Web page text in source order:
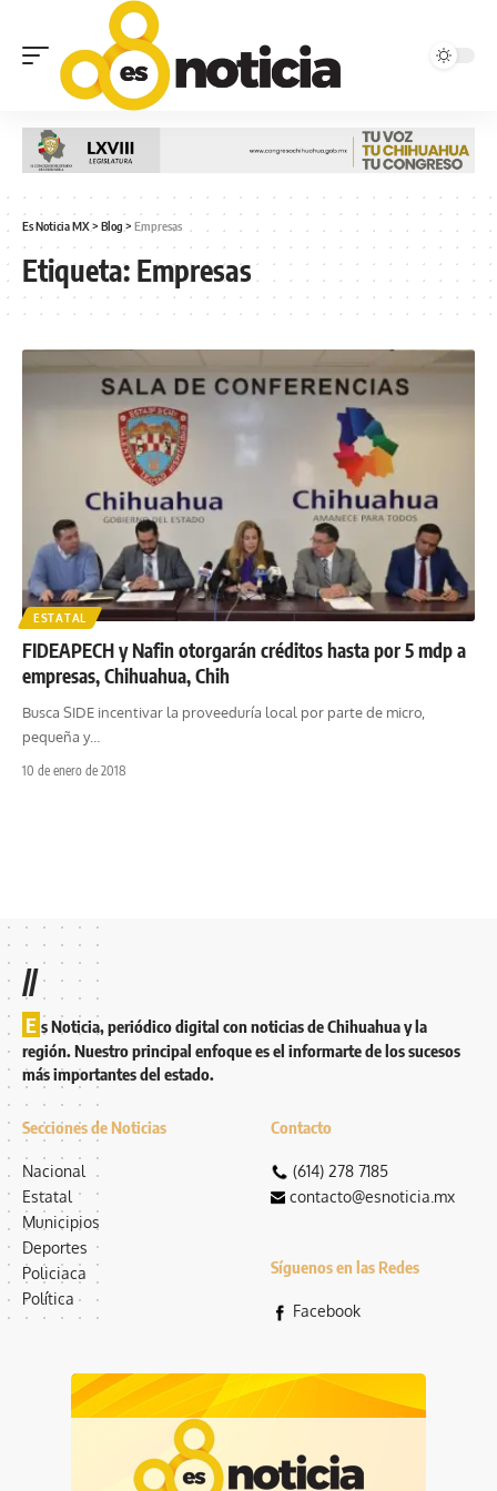
Es Noticia MX> Blog > Empresas
Etiqueta: Empresas
ESTATAL
FIDEAPECH y Nafin otorgarán créditos hasta por 5 mdp a
empresas, Chihuahua, Chih
Busca SIDE incentivar la proveeduría local por parte de micro,
pequeña y…
10 de enero de 2018
//
E s Noticia, periódico digital con noticias de Chihuahua y la
región. Nuestro principal enfoque es el informarte de los sucesos
más importantes del estado.
Secciones de Noticias
Nacional
Estatal
Municipios
Deportes
Policiaca
Política
Contacto
(614) 278 7185
contacto@esnoticia.mx
Síguenos en las Redes
Facebook